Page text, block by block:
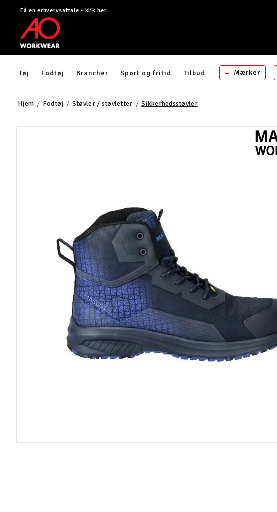
Få en erhvervsaftale - klik her
Tøj Fodtøj Brancher Sport og fritid Tilbud Mærker
Hjem Fodtøj Støvler / støvletter Sikkerhedsstøvler